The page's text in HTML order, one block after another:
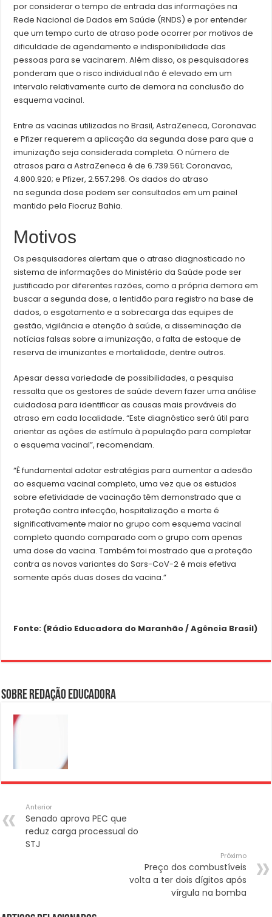
por considerar o tempo de entrada das informações na
Rede Nacional de Dados em Saúde (RNDS) e por entender
que um tempo curto de atraso pode ocorrer por motivos de
dificuldade de agendamento e indisponibilidade das
pessoas para se vacinarem. Além disso, os pesquisadores
ponderam que o risco individual não é elevado em um
intervalo relativamente curto de demora na conclusão do
esquema vacinal.
Entre as vacinas utilizadas no Brasil, AstraZeneca, Coronavac
e Pfizer requerem a aplicação da segunda dose para que a
imunização seja considerada completa. O número de
atrasos para a AstraZeneca é de 6.739.561; Coronavac,
4.800.920; e Pfizer, 2.557.296. Os dados do atraso
na segunda dose podem ser consultados em um painel
mantido pela Fiocruz Bahia.
Motivos
Os pesquisadores alertam que o atraso diagnosticado no
sistema de informações do Ministério da Saúde pode ser
justificado por diferentes razões, como a própria demora em
buscar a segunda dose, a lentidão para registro na base de
dados, o esgotamento e a sobrecarga das equipes de
gestão, vigilância e atenção à saúde, a disseminação de
notícias falsas sobre a imunização, a falta de estoque de
reserva de imunizantes e mortalidade, dentre outros.
Apesar dessa variedade de possibilidades, a pesquisa
ressalta que os gestores de saúde devem fazer uma análise
cuidadosa para identificar as causas mais prováveis do
atraso em cada localidade. “Este diagnóstico será útil para
orientar as ações de estímulo à população para completar
o esquema vacinal”, recomendam.
“É fundamental adotar estratégias para aumentar a adesão
ao esquema vacinal completo, uma vez que os estudos
sobre efetividade de vacinação têm demonstrado que a
proteção contra infecção, hospitalização e morte é
significativamente maior no grupo com esquema vacinal
completo quando comparado com o grupo com apenas
uma dose da vacina. Também foi mostrado que a proteção
contra as novas variantes do Sars-CoV-2 é mais efetiva
somente após duas doses da vacina.”
Fonte: (Rádio Educadora do Maranhão / Agência Brasil)
Sobre Redação Educadora
Anterior
Senado aprova PEC que
reduz carga processual do
STJ
Próximo
Preço dos combustíveis
volta a ter dois dígitos após
vírgula na bomba